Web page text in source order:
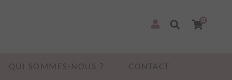
0
QUI SOMMES-NOUS ? CONTACT